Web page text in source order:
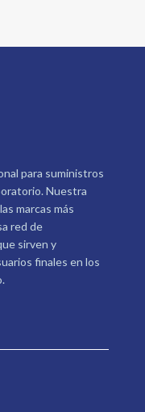
para suministros
Nuestra
marcas más
red de
sirven y
finales en los